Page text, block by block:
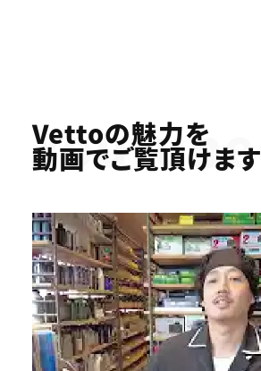
Youtube
Vettoの魅力を
動画でご覧頂けます